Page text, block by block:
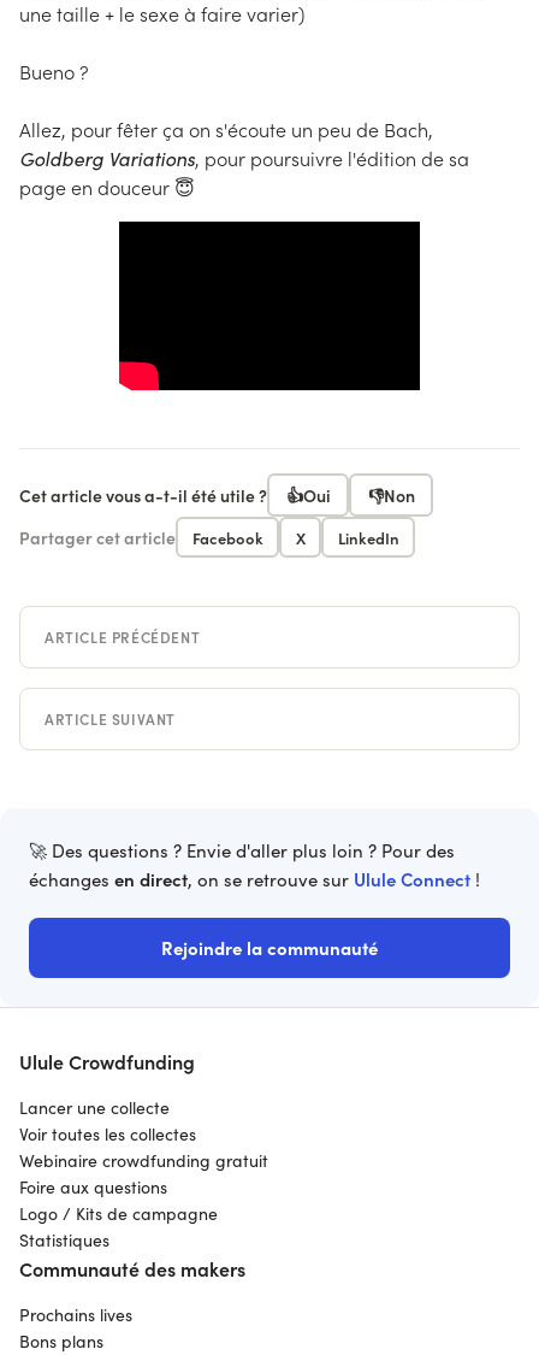
une taille + le sexe à faire varier)
Bueno ?
Allez, pour fêter ça on s'écoute un peu de Bach,
Goldberg Variations, pour poursuivre l'édition de sa
page en douceur 😇
Cet article vous a-t-il été utile ? 👍Oui 👎Non
Partager cet article
Facebook X LinkedIn
ARTICLE PRÉCÉDENT
ARTICLE SUIVANT
🚀 Des questions ? Envie d'aller plus loin ? Pour des
échanges en direct, on se retrouve sur Ulule Connect !
Rejoindre la communauté
Ulule Crowdfunding
Lancer une collecte
Voir toutes les collectes
Webinaire crowdfunding gratuit
Foire aux questions
Logo / Kits de campagne
Statistiques
Communauté des makers
Prochains lives
Bons plans